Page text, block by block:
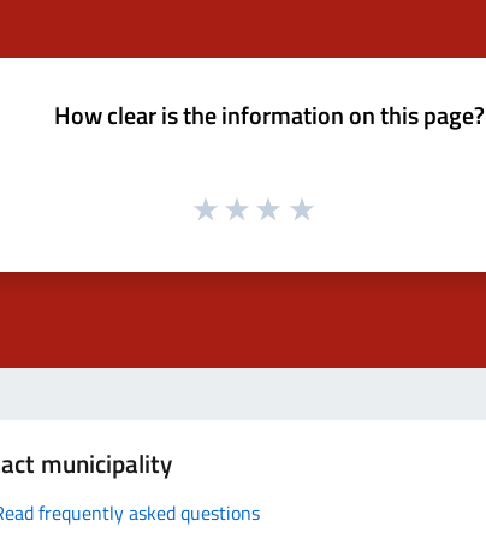
How clear is the information on this page?
municipality
frequently asked questions